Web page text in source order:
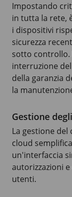
Impostando
in tutta la rete,
i dispositivi
sicurezza
sotto controllo.
interruzione
della garanzia
la
Gestione
La gestione
cloud
un'interfaccia
autorizzazioni
utenti.